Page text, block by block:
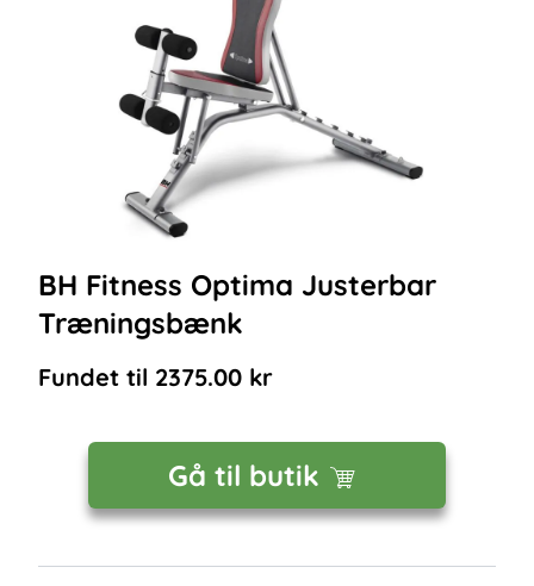
BH Fitness Optima Justerbar
Træningsbænk
Fundet til 2375.00 kr
Gå til butik